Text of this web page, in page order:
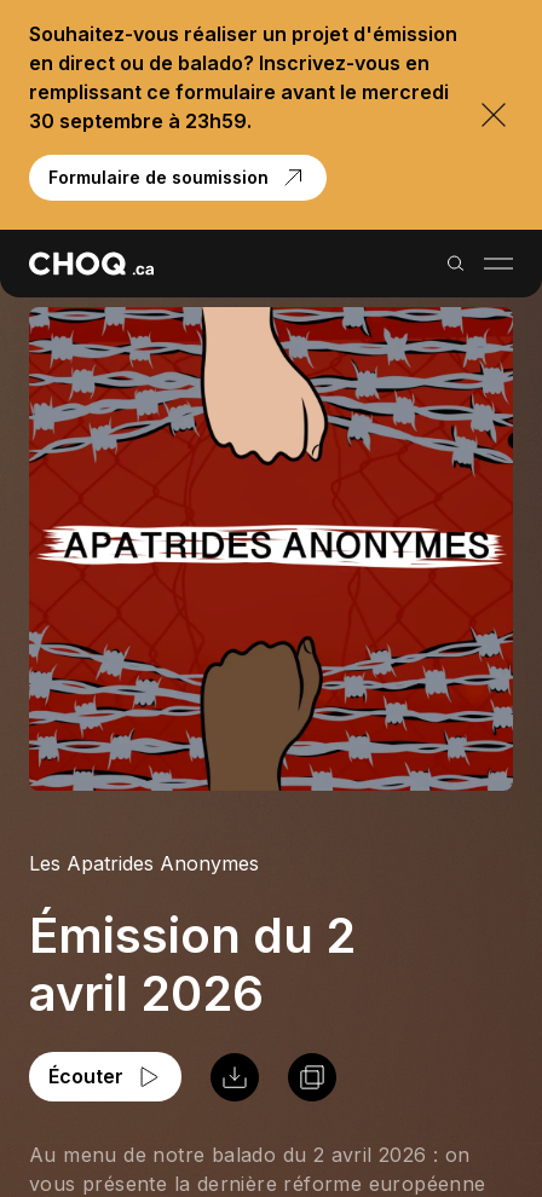
Souhaitez-vous réaliser un projet d'émission
en direct ou de balado? Inscrivez-vous en
remplissant ce formulaire avant le mercredi
30 septembre à 23h59.
Formulaire de soumission
Balados
Reportages
À propos
S'impliquer
Carrière
Location studio
Les Apatrides Anonymes
Émission du 2
avril 2026
Écouter
Au menu de notre balado du 2 avril 2026 : on
vous présente la dernière réforme européenne